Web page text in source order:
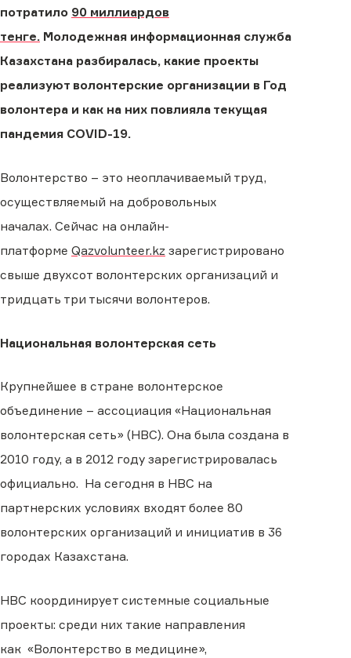
потратило 90 миллиардов
тенге. Молодежная информационная служба
Казахстана разбиралась, какие проекты
реализуют волонтерские организации в Год
волонтера и как на них повлияла текущая
пандемия COVID-19.
Волонтерство – это неоплачиваемый труд,
осуществляемый на добровольных
началах. Сейчас на онлайн-
платформе Qazvolunteer.kz зарегистрировано
свыше двухсот волонтерских организаций и
тридцать три тысячи волонтеров.
Национальная волонтерская сеть
Крупнейшее в стране волонтерское
объединение – ассоциация «Национальная
волонтерская сеть» (НВС). Она была создана в
2010 году, а в 2012 году зарегистрировалась
официально. На сегодня в НВС на
партнерских условиях входят более 80
волонтерских организаций и инициатив в 36
городах Казахстана.
НВС координирует системные социальные
проекты: среди них такие направления
как «Волонтерство в медицине»,